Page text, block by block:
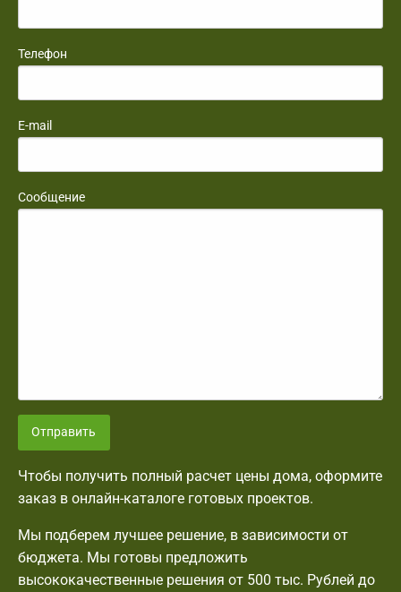
Телефон
E-mail
Сообщение
Отправить
Чтобы получить полный расчет цены дома, оформите
заказ в онлайн-каталоге готовых проектов.
Мы подберем лучшее решение, в зависимости от
бюджета. Мы готовы предложить
высококачественные решения от 500 тыс. Рублей до